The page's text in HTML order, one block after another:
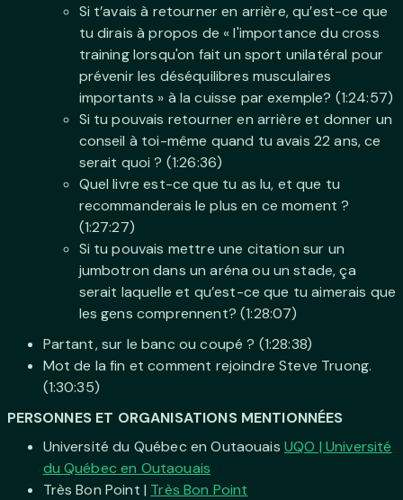
Si t’avais à retourner en arrière, qu’est-ce que
tu dirais à propos de « l'importance du cross
training lorsqu'on fait un sport unilatéral pour
prévenir les déséquilibres musculaires
importants » à la cuisse par exemple? (1:24:57)
Si tu pouvais retourner en arrière et donner un
conseil à toi-même quand tu avais 22 ans, ce
serait quoi ? (1:26:36)
Quel livre est-ce que tu as lu, et que tu
recommanderais le plus en ce moment ?
(1:27:27)
Si tu pouvais mettre une citation sur un
jumbotron dans un aréna ou un stade, ça
serait laquelle et qu’est-ce que tu aimerais que
les gens comprennent? (1:28:07)
Partant, sur le banc ou coupé ? (1:28:38)
Mot de la fin et comment rejoindre Steve Truong.
(1:30:35)
PERSONNES ET ORGANISATIONS MENTIONNÉES
Université du Québec en Outaouais UQO | Université
du Québec en Outaouais
Très Bon Point | Très Bon Point